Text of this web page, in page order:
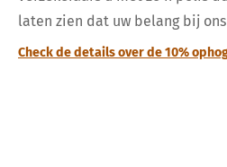
laten zien dat uw belang bij
Check de details over de 10%